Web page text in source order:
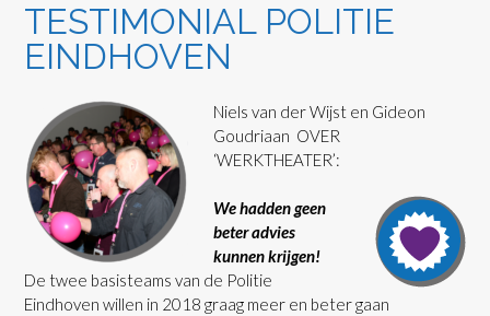
TESTIMONIAL POLITIE
EINDHOVEN
Niels van der Wijst en Gideon
Goudriaan OVER
‘WERKTHEATER’:
We hadden geen
beter advies
kunnen krijgen!
De twee basisteams van de Politie
Eindhoven willen in 2018 graag meer en beter gaan